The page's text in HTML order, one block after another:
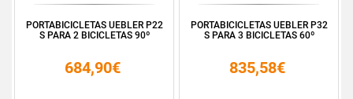
PORTABICICLETAS UEBLER P22
S PARA 2 BICICLETAS 90º
684,90€
PORTABICICLETAS UEBLER P32
S PARA 3 BICICLETAS 60º
835,58€